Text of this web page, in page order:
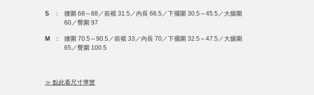
S ：
腰圍 68～88／前襠 31.5／內長 66.5／下擺圍 30.5～45.5／大腿圍
60／臀圍 97
M ：
腰圍 70.5～90.5／前襠 33／內長 70／下擺圍 32.5～47.5／大腿圍
65／臀圍 100.5
≫ 點此看尺寸導覽